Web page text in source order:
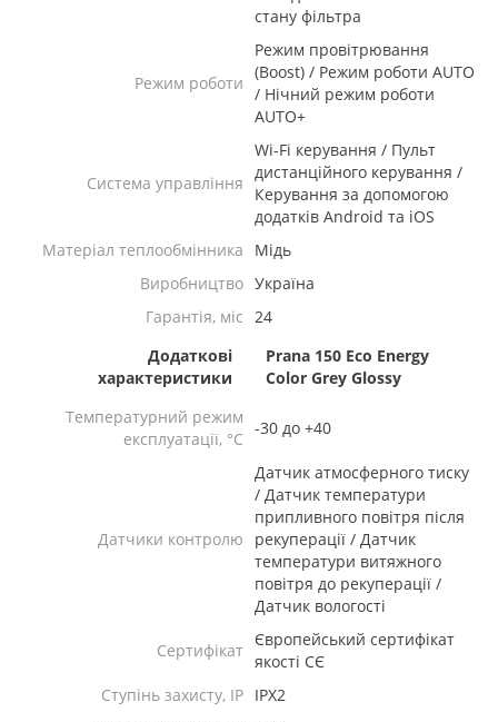
стану фільтра
Режим роботи
Режим провітрювання
(Boost) / Режим роботи AUTO
/ Нічний режим роботи
AUTO+
Система управління
Wi-Fi керування / Пульт
дистанційного керування /
Керування за допомогою
додатків Android та iOS
Матеріал теплообмінника
Мідь
Виробництво Україна
Гарантія, міс
24
Додаткові
характеристики
Prana 150 Eco Energy
Color Grey Glossy
Температурний режим
експлуатації, °C
-30 до +40
Датчики контролю
Датчик атмосферного тиску
/ Датчик температури
припливного повітря після
рекуперації / Датчик
температури витяжного
повітря до рекуперації /
Датчик вологості
Сертифікат
Європейський сертифікат
якості СЄ
Ступінь захисту, IP IPX2